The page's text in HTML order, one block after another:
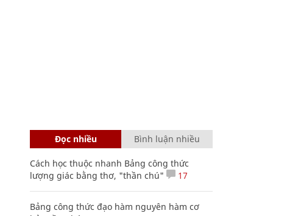
Đọc nhiều Bình luận nhiều
Cách học thuộc nhanh Bảng công thức
lượng giác bằng thơ, "thần chú"
17
Bảng công thức đạo hàm nguyên hàm cơ